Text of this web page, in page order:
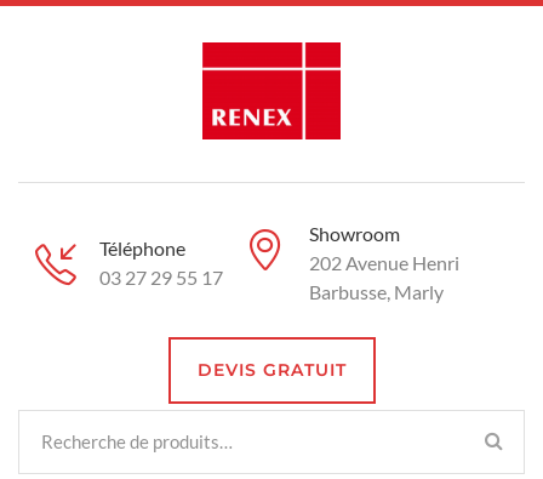
Téléphone
03 27 29 55 17
Showroom
202 Avenue Henri
Barbusse, Marly
DEVIS GRATUIT